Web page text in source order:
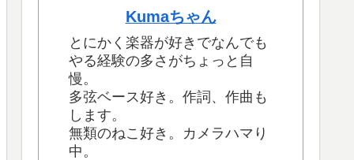
Kumaちゃん
とにかく楽器が好きでなんでも
やる経験の多さがちょっと自
慢。
多弦ベース好き。作詞、作曲も
します。
無類のねこ好き。カメラハマり
中。